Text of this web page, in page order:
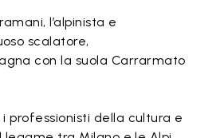
l’alpinista e
scalatore,
con la suola Carrarmato
professionisti della cultura e